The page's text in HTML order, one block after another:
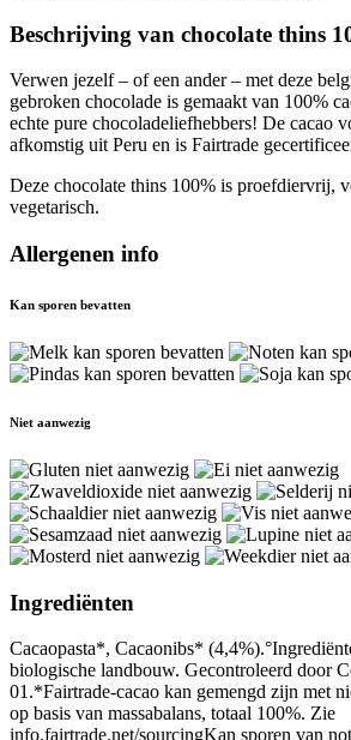
Beschrijving van chocolate thins
Verwen jezelf – of een ander – met deze
gebroken chocolade is gemaakt van 100%
echte pure chocoladeliefhebbers! De cacao
afkomstig uit Peru en is Fairtrade
Deze chocolate thins 100% is proefdiervrij,
vegetarisch.
Allergenen info
Kan sporen bevatten
Niet aanwezig
Ingrediënten
Cacaopasta*, Cacaonibs*
biologische landbouw. Gecontroleerd door
01.*Fairtrade-cacao kan gemengd zijn met
op basis van massabalans, totaal 100%. Zie
info.fairtrade.net/sourcingKan sporen van